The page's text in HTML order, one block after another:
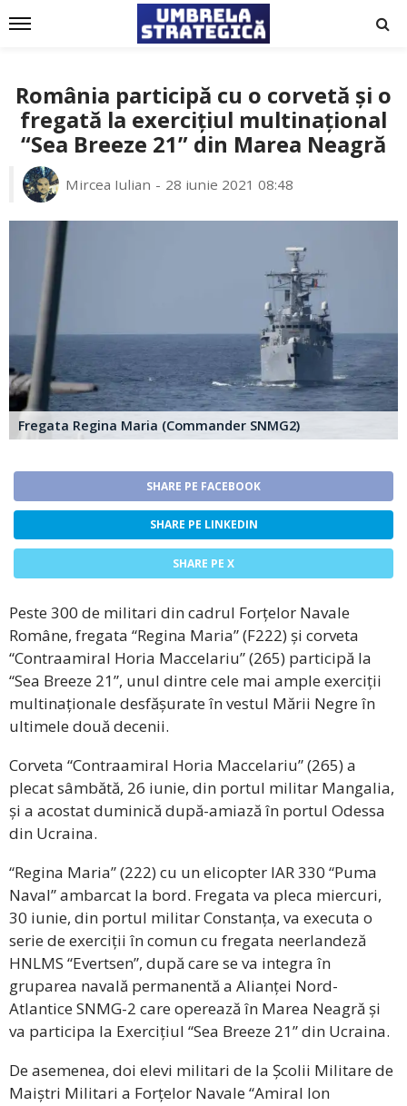
România participă cu o corvetă și o
fregată la exercițiul multinațional
“Sea Breeze 21” din Marea Neagră
Mircea Iulian 28 iunie 2021 08:48
Fregata Regina Maria (Commander SNMG2)
SHARE PE FACEBOOK
SHARE PE LINKEDIN
SHARE PE X
Peste 300 de militari din cadrul Forțelor Navale
Române, fregata “Regina Maria” (F222) și corveta
“Contraamiral Horia Maccelariu” (265) participă la
“Sea Breeze 21”, unul dintre cele mai ample exerciții
multinaționale desfășurate în vestul Mării Negre în
ultimele două decenii.
Corveta “Contraamiral Horia Maccelariu” (265) a
plecat sâmbătă, 26 iunie, din portul militar Mangalia,
și a acostat duminică după-amiază în portul Odessa
din Ucraina.
“Regina Maria” (222) cu un elicopter IAR 330 “Puma
Naval” ambarcat la bord. Fregata va pleca miercuri,
30 iunie, din portul militar Constanța, va executa o
serie de exerciții în comun cu fregata neerlandeză
HNLMS “Evertsen”, după care se va integra în
gruparea navală permanentă a Alianței Nord-
Atlantice SNMG-2 care operează în Marea Neagră și
va participa la Exercițiul “Sea Breeze 21” din Ucraina.
De asemenea, doi elevi militari de la Școlii Militare de
Maiștri Militari a Forțelor Navale “Amiral Ion